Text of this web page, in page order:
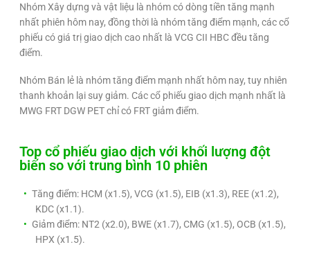
Nhóm Xây dựng và vật liệu là nhóm có dòng tiền tăng mạnh
nhất phiên hôm nay, đồng thời là nhóm tăng điểm mạnh, các cổ
phiếu có giá trị giao dịch cao nhất là VCG CII HBC đều tăng
điểm.
Nhóm Bán lẻ là nhóm tăng điểm mạnh nhất hôm nay, tuy nhiên
thanh khoản lại suy giảm. Các cổ phiếu giao dịch mạnh nhất là
MWG FRT DGW PET chỉ có FRT giảm điểm.
Top cổ phiếu giao dịch với khối lượng đột
biến so với trung bình 10 phiên
Tăng điểm: HCM (x1.5), VCG (x1.5), EIB (x1.3), REE (x1.2),
KDC (x1.1).
Giảm điểm: NT2 (x2.0), BWE (x1.7), CMG (x1.5), OCB (x1.5),
HPX (x1.5).